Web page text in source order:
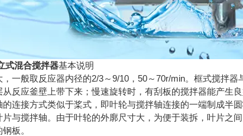
式混合搅拌器基本说明
一般取反应器内径的2/3～9/10，50～70r/min。框式搅拌
反应釜壁上带下来；慢速旋转时，有刮板的搅拌器能产生良
连接方式类似于桨式，即叶轮与搅拌轴连接的一端制成半
片与搅拌轴。由于叶轮的外廓尺寸大，为便于装拆，叶片之
板。